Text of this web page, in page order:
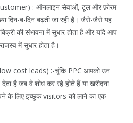
:-ऑनलाइन सेवाओं, टूल और फ़ोरम
दिन-ब-दिन बढ़ती जा रही है। जैसे-जैसे यह
की संभावना में सुधार होता है और यदि आप
में सुधार होता है।
(low cost leads) :-चूंकि PPC आपको उन
है जब वे शोध कर रहे होते हैं या खरीदना
के लिए इच्छुक visitors को लाने का एक